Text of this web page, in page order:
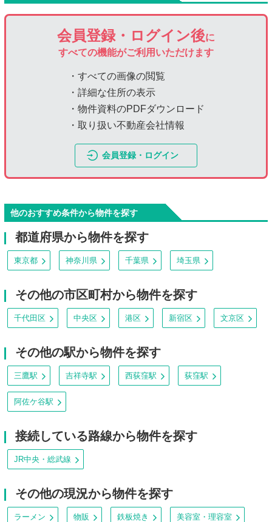
会員登録・ログイン後に
すべての機能がご利用いただけます
・すべての画像の閲覧
・詳細な住所の表示
・物件資料のPDFダウンロード
・取り扱い不動産会社情報
会員登録・ログイン
他のおすすめ条件から物件を探す
都道府県から物件を探す
東京都 神奈川県 千葉県 埼玉県
その他の市区町村から物件を探す
千代田区 中央区 港区 新宿区 文京区
その他の駅から物件を探す
三鷹駅 吉祥寺駅 西荻窪駅 荻窪駅
阿佐ケ谷駅
接続している路線から物件を探す
JR中央・総武線
その他の現況から物件を探す
ラーメン 物販 鉄板焼き 美容室・理容室